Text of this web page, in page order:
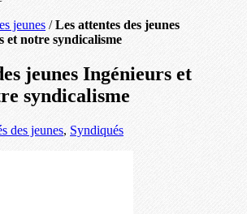
jeunes /Les attentes des jeunes
et notre syndicalisme
jeunes Ingénieurs et
syndicalisme
des jeunes, Syndiqués